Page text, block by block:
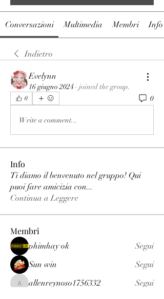
Conversazioni Multimedia Membri Info
Indietro
Evelynn
16 giugno 2024 · joined the group.
0 0
Write a comment...
Info
Ti diamo il benvenuto nel gruppo! Qui
puoi fare amicizia con...
Continua a Leggere
Membri
phimhay ok
Segui
Sun win
Segui
allenreynoso1756332
allenreynoso1756332
Segui